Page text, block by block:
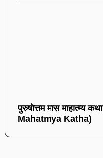
पुरुषोत्तम मास माहात्म्य
Mahatmya Katha)